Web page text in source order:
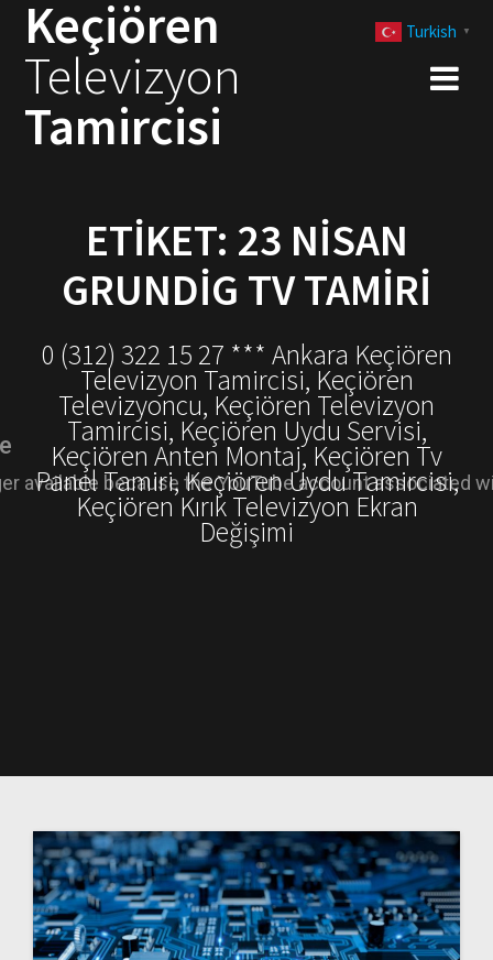
Keçiören
Televizyon
Tamircisi
ETIKET: 23 NISAN
GRUNDIG TV TAMIRI
0 (312) 322 15 27 *** Ankara Keçiören
Televizyon Tamircisi, Keçiören
Televizyoncu, Keçiören Televizyon
Tamircisi, Keçiören Uydu Servisi,
Keçiören Anten Montaj, Keçiören Tv
Panel Tamiri, Keçiören Uydu Tamircisi,
Keçiören Kırık Televizyon Ekran
Değişimi
Turkish ▼